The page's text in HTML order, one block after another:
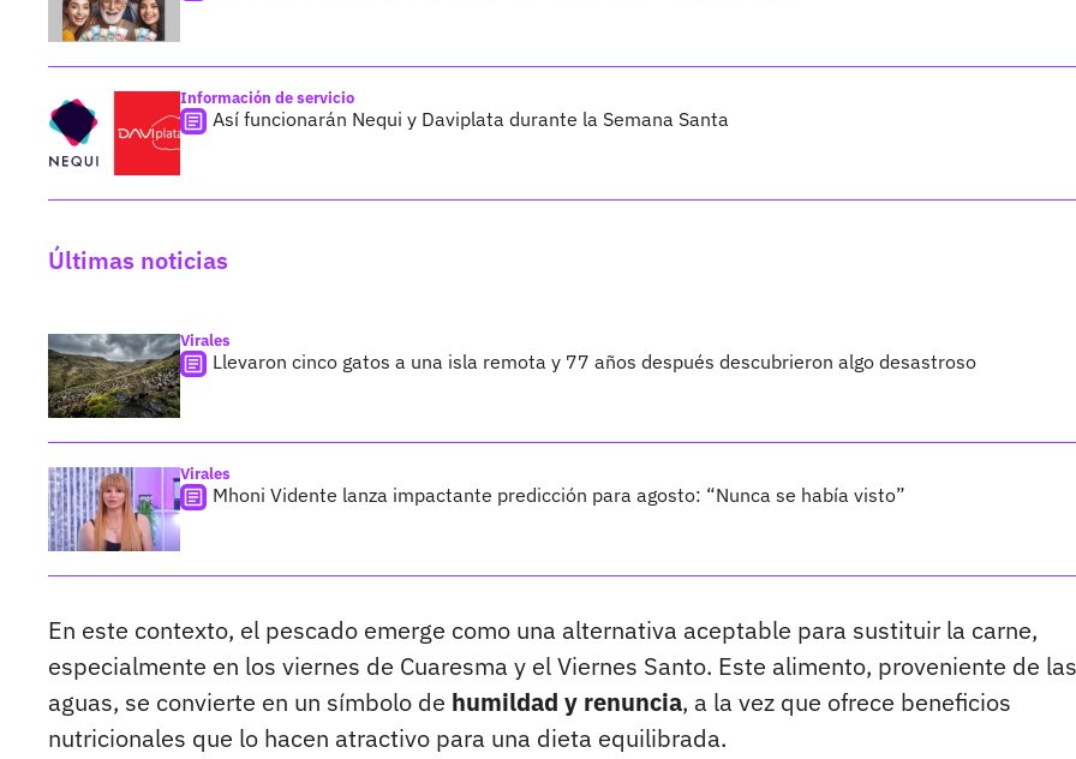
Información de servicio
Así funcionarán Nequi y Daviplata durante la Semana Santa
Últimas noticias
Virales
Llevaron cinco gatos a una isla remota y 77 años después descubrieron algo desastroso
Virales
Mhoni Vidente lanza impactante predicción para agosto: “Nunca se había visto”
En este contexto, el pescado emerge como una alternativa aceptable para sustituir la carne,
especialmente en los viernes de Cuaresma y el Viernes Santo. Este alimento, proveniente de las
aguas, se convierte en un símbolo de humildad y renuncia, a la vez que ofrece beneficios
nutricionales que lo hacen atractivo para una dieta equilibrada.